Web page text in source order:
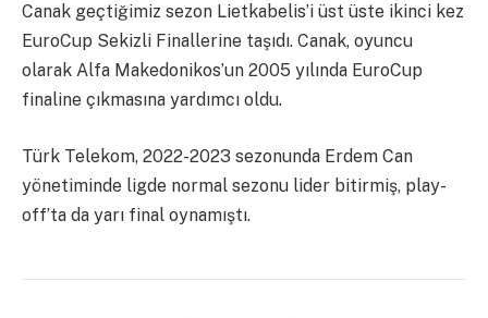
Canak geçtiğimiz sezon Lietkabelis’i üst üste ikinci kez
EuroCup Sekizli Finallerine taşıdı. Canak, oyuncu
olarak Alfa Makedonikos’un 2005 yılında EuroCup
finaline çıkmasına yardımcı oldu.
Türk Telekom, 2022-2023 sezonunda Erdem Can
yönetiminde ligde normal sezonu lider bitirmiş, play-
off’ta da yarı final oynamıştı.